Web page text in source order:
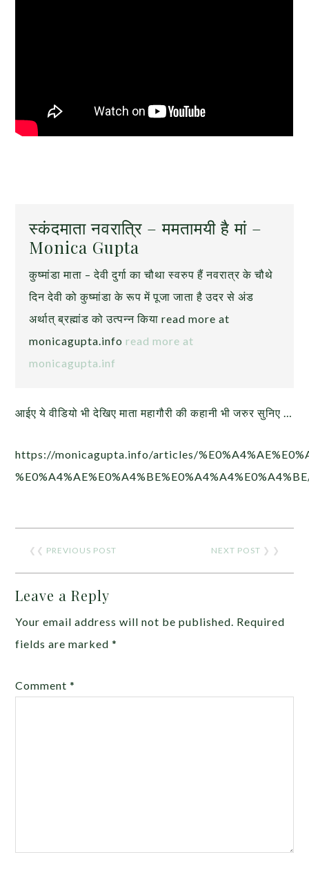
स्कंदमाता नवरात्रि – ममतामयी है मां –
Monica Gupta
कुष्मांडा माता – देवी दुर्गा का चौथा स्वरुप हैं नवरात्र के चौथे
दिन देवी को कुष्मांडा के रूप में पूजा जाता है उदर से अंड
अर्थात् ब्रह्मांड को उत्पन्न किया read more at
monicagupta.info read more at
monicagupta.inf
आईए ये वीडियो भी देखिए माता महागौरी की कहानी भी जरुर सुनिए …
https://monicagupta.info/articles/
❮❮ PREVIOUS POST NEXT POST ❯ ❯
Leave a Reply
Your email address will not be published. Required
fields are marked*
Comment*